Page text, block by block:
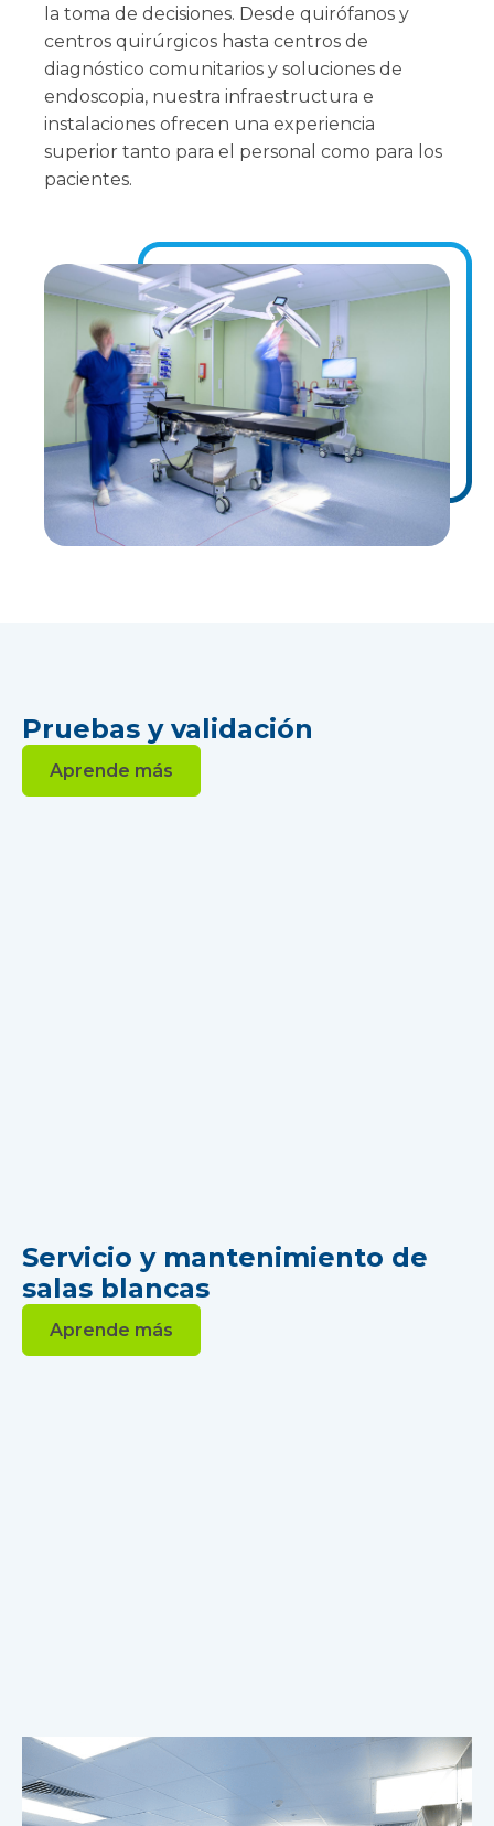
la toma de decisiones. Desde quirófanos y
centros quirúrgicos hasta centros de
diagnóstico comunitarios y soluciones de
endoscopia, nuestra infraestructura e
instalaciones ofrecen una experiencia
superior tanto para el personal como para los
pacientes.
Pruebas y validación
Aprende más
Servicio y mantenimiento de
salas blancas
Aprende más